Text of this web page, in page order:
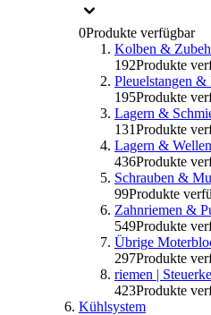
0Produkte verfügbar
Kolben &
192Produkte
Pleuelstangen
195Produkte
Lagern &
131Produkte
Lagern &
436Produkte
Schrauben &
99Produkte
Zahnriemen &
549Produkte
Übrige
297Produkte
riemen |
423Produkte
Kühlsystem